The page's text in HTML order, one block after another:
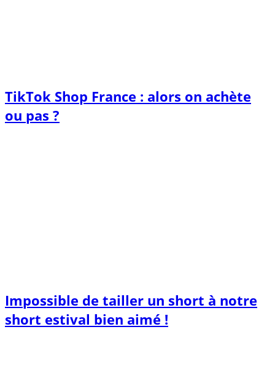
TikTok Shop France : alors on achète
ou pas ?
Impossible de tailler un short à notre
short estival bien aimé !